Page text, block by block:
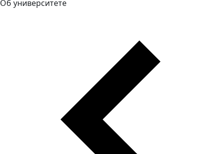
Об университете